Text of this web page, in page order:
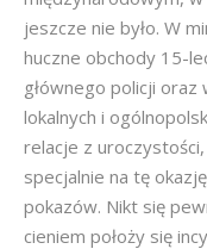
jeszcze nie było. W
huczne obchody 15-
głównego policji
lokalnych i
relacje z
specjalnie na tę
pokazów. Nikt się
cieniem położy się